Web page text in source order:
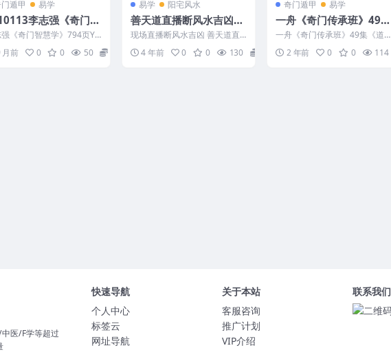
遁甲 易学
李志强《奇门智
》794页Y
《奇门智慧学》794页Y
月前 0 0 50
易学 阳宅风水
善天道直播断风水吉凶实
例教学视频25集
现场直播断风水吉凶 善天道直
播断风水吉凶实例教学视频25
集 编号：1159C80...
4 年前 0 0 130
奇门遁甲 易学
一舟《奇门传承班》49集
《道家阴盘奇门传承班》
视频课程共49集
一舟《奇门传承班》49集《道
家阴盘奇门传承班》视频课程共
49集 注意缺着第12...
2 年前 0 0 114
医/F学等超过
快速导航
个人中心
标签云
网址导航
关于本站
客服咨询
推广计划
VIP介绍
联系我们